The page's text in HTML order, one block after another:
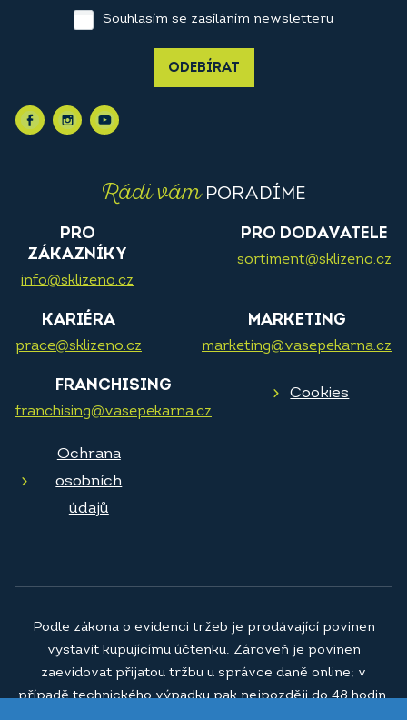
Souhlasím se zasíláním newsletteru
ODEBÍRAT
Rádi vámPORADÍME
PRO
ZÁKAZNÍKY
info@sklizeno.cz
PRO DODAVATELE
sortiment@sklizeno.cz
KARIÉRA
prace@sklizeno.cz
MARKETING
marketing@vasepekarna.cz
FRANCHISING
franchising@vasepekarna.cz
Cookies
Ochrana
osobních
údajů
Podle zákona o evidenci tržeb je prodávající povinen
vystavit kupujícímu účtenku. Zároveň je povinen
zaevidovat přijatou tržbu u správce daně online; v
případě technického výpadku pak nejpozději do 48 hodin.